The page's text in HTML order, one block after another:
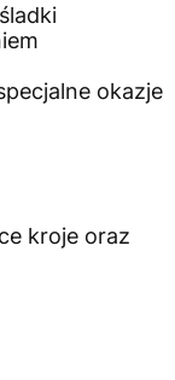
okazje
kroje oraz